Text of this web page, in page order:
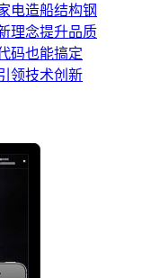
电造船结构钢
理念提升品质
码也能搞定
领技术创新